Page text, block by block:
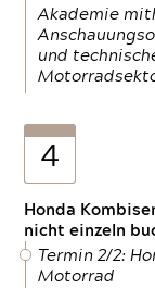
Akademie
und
4
Honda
nicht einzeln
Termin 2/2:
Motorrad